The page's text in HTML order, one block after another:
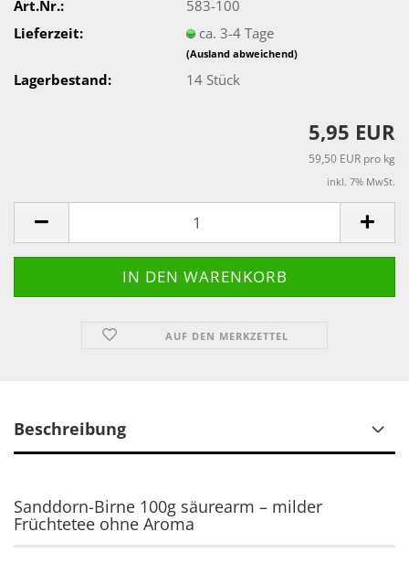
Art.Nr.:
583-100
Lieferzeit:
ca. 3-4 Tage
(Ausland abweichend)
Lagerbestand: 14 Stück
5,95 EUR
59,50 EUR pro kg
inkl. 7% MwSt.
AUF DEN MERKZETTEL
Beschreibung
Sanddorn-Birne 100g säurearm – milder
Früchtetee ohne Aroma